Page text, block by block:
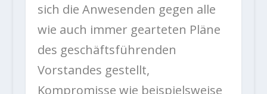
sich die Anwesenden gegen alle
wie auch immer gearteten Pläne
des geschäftsführenden
Vorstandes gestellt,
Kompromisse wie beispielsweise